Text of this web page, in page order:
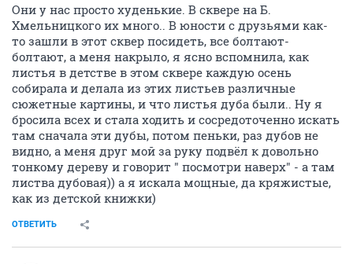
Они у нас просто худенькие. В сквере на Б.
Хмельницкого их много.. В юности с друзьями как-
то зашли в этот сквер посидеть, все болтают-
болтают, а меня накрыло, я ясно вспомнила, как
листья в детстве в этом сквере каждую осень
собирала и делала из этих листьев различные
сюжетные картины, и что листья дуба были.. Ну я
бросила всех и стала ходить и сосредоточенно искать
там сначала эти дубы, потом пеньки, раз дубов не
видно, а меня друг мой за руку подвёл к довольно
тонкому дереву и говорит " посмотри наверх" - а там
листва дубовая)) а я искала мощные, да кряжистые,
как из детской книжки)
ОТВЕТИТЬ